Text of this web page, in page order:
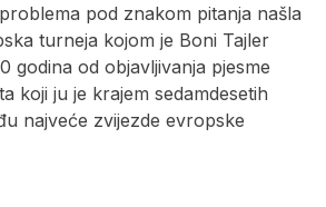
pod znakom pitanja našla
turneja kojom je Boni Tajler
godina od objavljivanja pjesme
koji ju je krajem sedamdesetih
najveće zvijezde evropske